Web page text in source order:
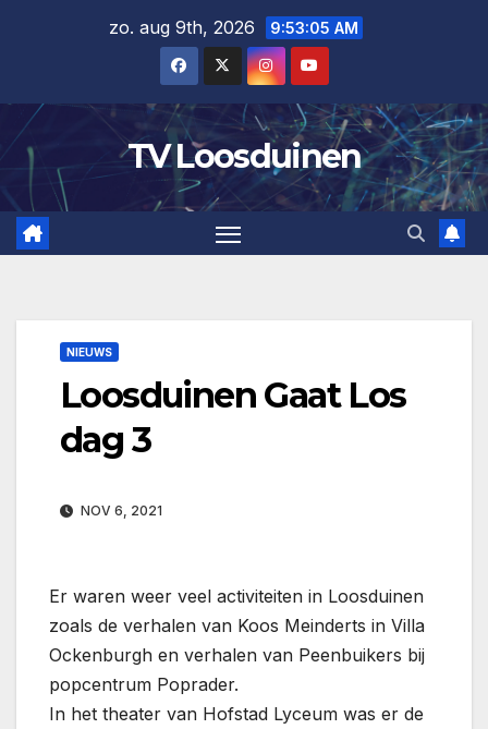
inhoud
zo. aug 9th, 2026 9:53:05 AM
TV Loosduinen
NIEUWS
Loosduinen Gaat Los
dag 3
NOV 6, 2021
Er waren weer veel activiteiten in Loosduinen
zoals de verhalen van Koos Meinderts in Villa
Ockenburgh en verhalen van Peenbuikers bij
popcentrum Poprader.
In het theater van Hofstad Lyceum was er de